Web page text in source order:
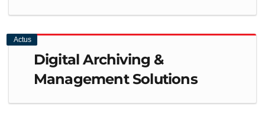
Actus
Digital Archiving &
Management Solutions